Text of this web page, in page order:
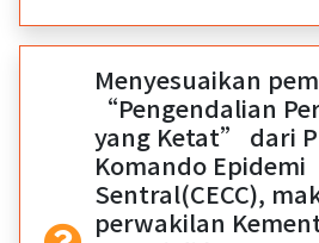
Menyesuaikan
“Pengendalian
yang Ketat” dari
Komando Epidemi
Sentral(CECC),
perwakilan